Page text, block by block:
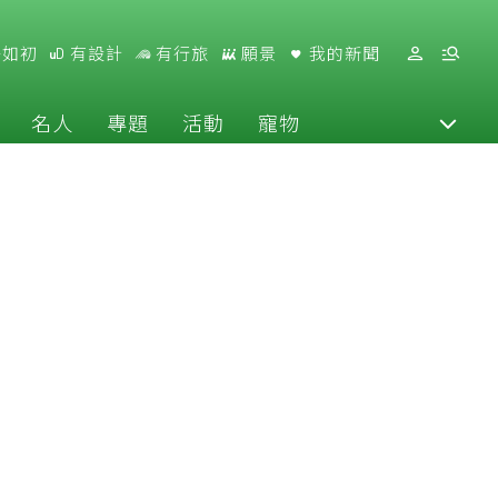
初 有設計 有行旅 願景 我的新聞
名人 專題 活動 寵物